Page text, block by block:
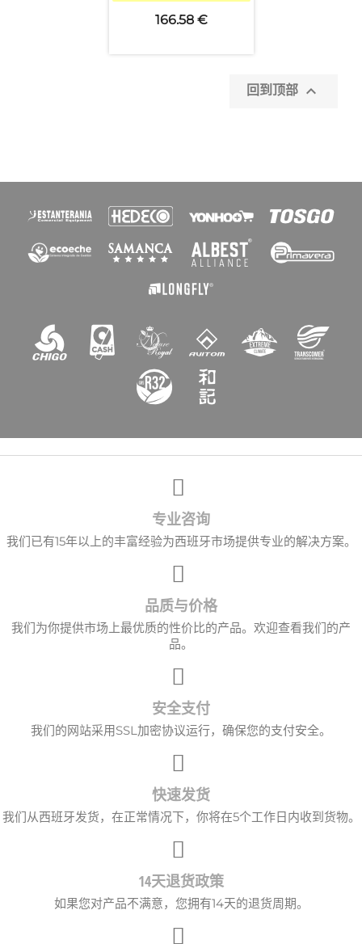
166.58 €
回到顶部 
专业咨询
我们已有15年以上的丰富经验为西班牙市场提供专业的解决方案。
品质与价格
我们为你提供市场上最优质的性价比的产品。欢迎查看我们的产
品。
安全支付
我们的网站采用SSL加密协议运行，确保您的支付安全。
快速发货
我们从西班牙发货，在正常情况下，你将在5个工作日内收到货物。
14天退货政策
如果您对产品不满意，您拥有14天的退货周期。
取消 创建心愿单